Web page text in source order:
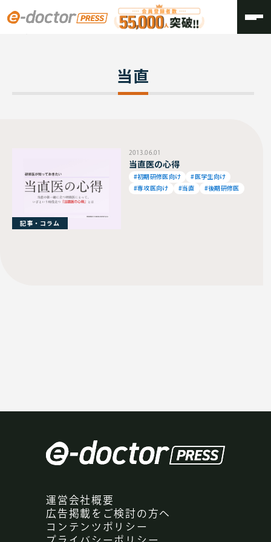
TOP
当直
2013.06.01
当直医の心得
#初期研修医向け
#医学生向け
#専攻医向け
#当直 #後期研修医
記事・コラム
運営会社概要
広告掲載をご検討の方へ
コンテンツポリシー